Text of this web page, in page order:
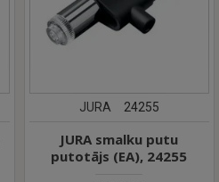
JURA 24255
JURA smalku putu
putotājs (EA), 24255